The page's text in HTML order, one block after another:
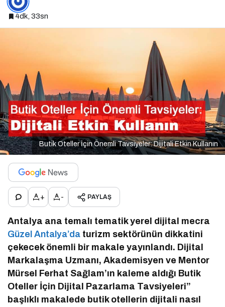
4dk, 33sn
Butik Oteller İçin Önemli Tavsiyeler: Dijitali Etkin Kullanın
+ - PAYLAŞ
Antalya ana temalı tematik yerel dijital mecra
Güzel Antalya’da turizm sektörünün dikkatini
çekecek önemli bir makale yayınlandı. Dijital
Markalaşma Uzmanı, Akademisyen ve Mentor
Mürsel Ferhat Sağlam’ın kaleme aldığı Butik
Oteller İçin Dijital Pazarlama Tavsiyeleri”
başlıklı makalede butik otellerin dijitali nasıl